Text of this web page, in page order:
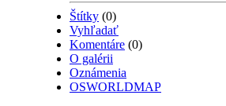
Štítky (0)
Vyhľadať
Komentáre (0)
O galérii
Oznámenia
OSWORLDMAP